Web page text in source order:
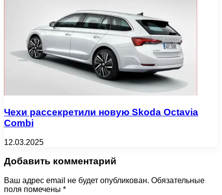
Чехи рассекретили новую Skoda Octavia
Combi
12.03.2025
Добавить комментарий
Ваш адрес email не будет опубликован. Обязательные
поля помечены *